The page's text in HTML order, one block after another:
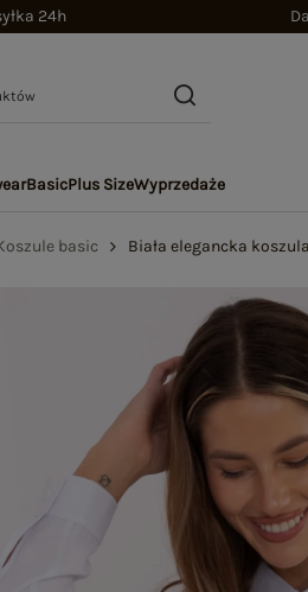
24h
BasicPlus SizeWyprzedaże
basic Biała elegancka